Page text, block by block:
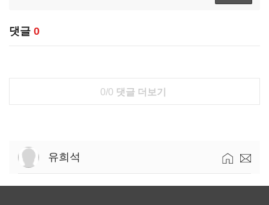
댓글 0
0/0 댓글 더보기
유희석